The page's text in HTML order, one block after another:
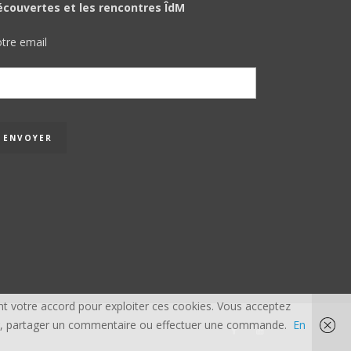
et les rencontres ÎdM
email
votre accord pour exploiter ces cookies. Vous acceptez
un commentaire ou effectuer une commande. En